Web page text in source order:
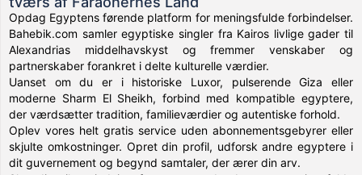
Opdag Egyptens førende platform for meningsfulde forbindelser.
Bahebik.com samler egyptiske singler fra Kairos livlige gader til
Alexandrias middelhavskyst og fremmer venskaber og
partnerskaber forankret i delte kulturelle værdier.
Uanset om du er i historiske Luxor, pulserende Giza eller
moderne Sharm El Sheikh, forbind med kompatible egyptere,
der værdsætter tradition, familieværdier og autentiske forhold.
Oplev vores helt gratis service uden abonnementsgebyrer eller
skjulte omkostninger. Opret din profil, udforsk andre egyptere i
dit guvernement og begynd samtaler, der ærer din arv.